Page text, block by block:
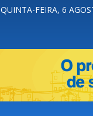
QUINTA-FEIRA, 6